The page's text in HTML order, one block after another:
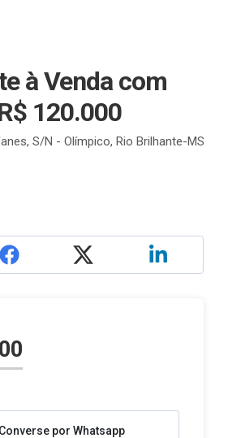
à Venda com
120.000
S/N - Olímpico, Rio Brilhante-MS
Converse por Whatsapp